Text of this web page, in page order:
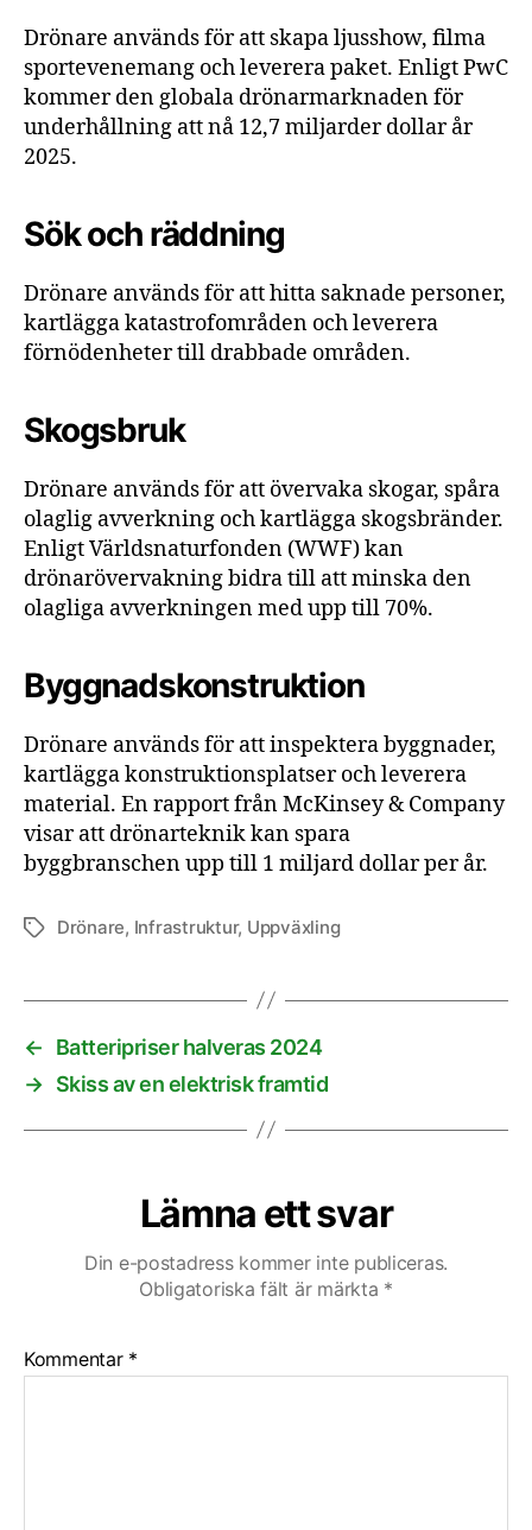
Drönare används för att skapa ljusshow, filma
sportevenemang och leverera paket. Enligt PwC
kommer den globala drönarmarknaden för
underhållning att nå 12,7 miljarder dollar år
2025.
Sök och räddning
Drönare används för att hitta saknade personer,
kartlägga katastrofområden och leverera
förnödenheter till drabbade områden.
Skogsbruk
Drönare används för att övervaka skogar, spåra
olaglig avverkning och kartlägga skogsbränder.
Enligt Världsnaturfonden (WWF) kan
drönarövervakning bidra till att minska den
olagliga avverkningen med upp till 70%.
Byggnadskonstruktion
Drönare används för att inspektera byggnader,
kartlägga konstruktionsplatser och leverera
material. En rapport från McKinsey & Company
visar att drönarteknik kan spara
byggbranschen upp till 1 miljard dollar per år.
Etiketter
Drönare, Infrastruktur, Uppväxling
←
Batteripriser halveras 2024
→ Skiss av en elektrisk framtid
Lämna ett svar
Din e-postadress kommer inte publiceras.
Obligatoriska fält är märkta *
Kommentar *